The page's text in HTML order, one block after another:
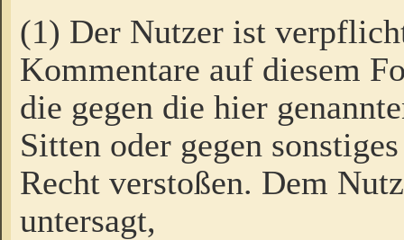
(1) Der Nutzer ist
Kommentare auf diesem
die gegen die hier
Sitten oder gegen
Recht verstoßen. Dem
untersagt,